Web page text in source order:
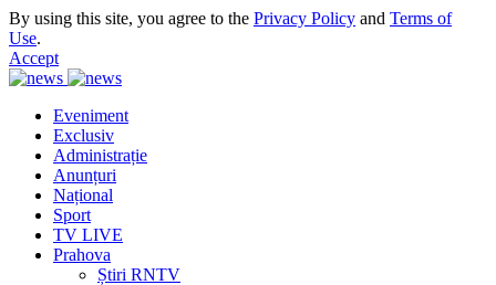
By using this site, you agree to the Privacy Policy and Terms of
Use.
Accept
Eveniment
Exclusiv
Administrație
Anunțuri
Național
Sport
TV LIVE
Prahova
Știri RNTV